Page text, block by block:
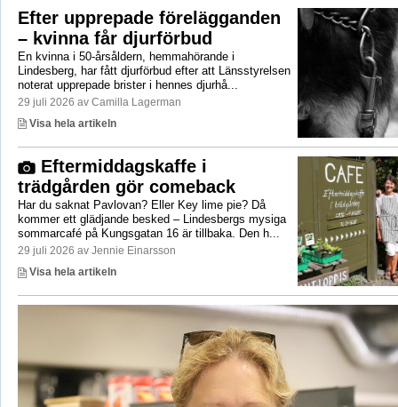
Efter upprepade förelägganden
– kvinna får djurförbud
En kvinna i 50-årsåldern, hemmahörande i
Lindesberg, har fått djurförbud efter att Länsstyrelsen
noterat upprepade brister i hennes djurhå...
29 juli 2026 av Camilla Lagerman
Visa hela artikeln
Eftermiddagskaffe i
trädgården gör comeback
Har du saknat Pavlovan? Eller Key lime pie? Då
kommer ett glädjande besked – Lindesbergs mysiga
sommarcafé på Kungsgatan 16 är tillbaka. Den h...
29 juli 2026 av Jennie Einarsson
Visa hela artikeln